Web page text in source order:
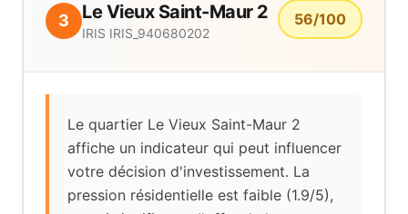
3 Le Vieux Saint-Maur 2
IRIS IRIS_940680202
56/100
Le quartier Le Vieux Saint-Maur 2
affiche un indicateur qui peut influencer
votre décision d'investissement. La
pression résidentielle est faible (1.9/5),